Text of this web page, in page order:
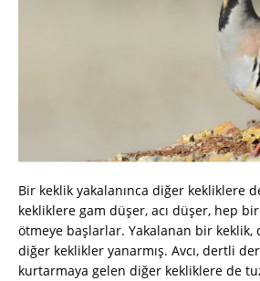
Bir keklik yakalanınca diğer kekliklere
kekliklere gam düşer, acı düşer, hep bir
ötmeye başlarlar. Yakalanan bir
diğer keklikler yanarmış. Avcı, dertli
kurtarmaya gelen diğer kekliklere de